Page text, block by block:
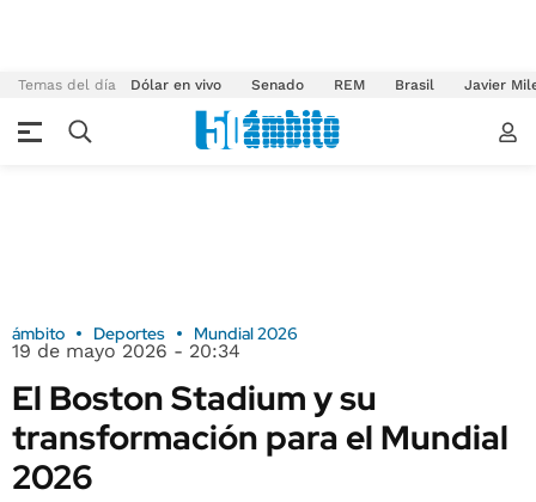
Temas del día Dólar en vivo Senado REM Brasil Javier
ámbito Deportes Mundial 2026
19 de mayo 2026 - 20:34
El Boston Stadium y su
transformación para el Mundial
2026